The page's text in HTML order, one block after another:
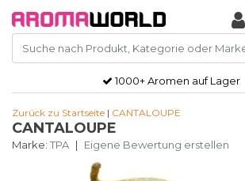
1000+ Aromen auf Lager
Zurück zu Startseite | CANTALOUPE
CANTALOUPE
Marke: TPA | Eigene Bewertung erstellen